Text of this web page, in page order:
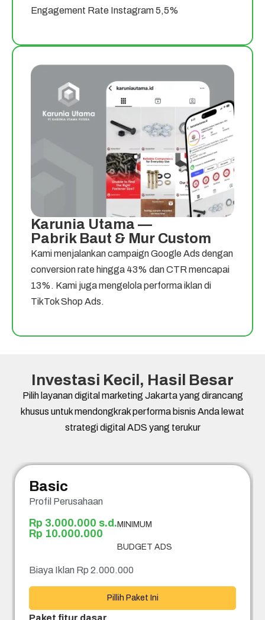
Engagement Rate Instagram 5,5%
Karunia Utama —
Pabrik Baut & Mur Custom
Kami menjalankan campaign Google Ads dengan
conversion rate hingga 43% dan CTR mencapai
13%. Kami juga mengelola performa iklan di
TikTok Shop Ads.
Investasi Kecil, Hasil Besar
Pilih layanan digital marketing Jakarta yang dirancang
khusus untuk mendongkrak performa bisnis Anda lewat
strategi digital ADS yang terukur
Basic
Profil Perusahaan
Rp 3.000.000 s.d.
Rp 10.000.000
MINIMUM
BUDGET ADS
Biaya Iklan Rp 2.000.000
Pillih Paket Ini